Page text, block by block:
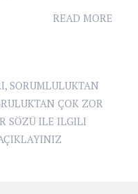
READ MORE
, SORUMLULUKTAN
ÇOK ZOR
SÖZÜ ILE ILGILI